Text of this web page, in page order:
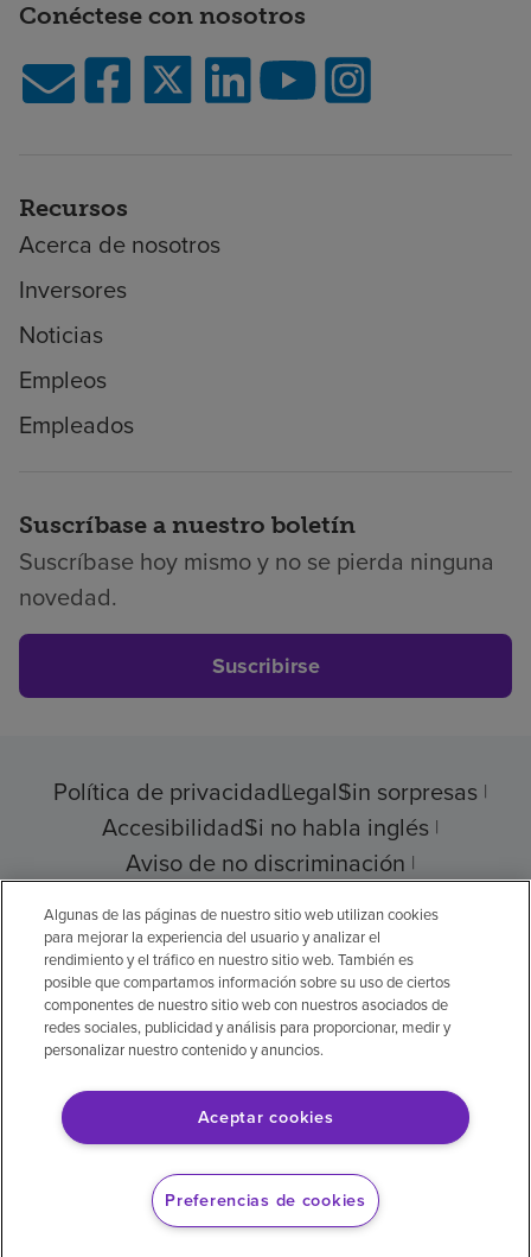
Conéctese con nosotros
Recursos
Acerca de nosotros
Inversores
Noticias
Empleos
Empleados
Suscríbase a nuestro boletín
Suscríbase hoy mismo y no se pierda ninguna
novedad.
Suscribirse
Política de privacidadLegalSin sorpresas
AccesibilidadSi no habla inglés
Aviso de no discriminación
Cumplimiento de los proveedores
© 2026 Encompass Health Corporation
Preferencias de cookies
Aviso legal: Se tradujo con la ayuda de
inteligencia artificial (IA). La versión en inglés
es la versión oficial.
Algunas de las páginas de nuestro sitio web utilizan cookies
para mejorar la experiencia del usuario y analizar el
rendimiento y el tráfico en nuestro sitio web. También es
posible que compartamos información sobre su uso de ciertos
componentes de nuestro sitio web con nuestros asociados de
redes sociales, publicidad y análisis para proporcionar, medir y
personalizar nuestro contenido y anuncios.
Aceptar cookies
Preferencias de cookies